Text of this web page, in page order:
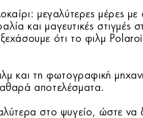
μεγαλύτερες μέρες
και μαγευτικές στιγμές
ότι το φιλμ
και τη φωτογραφική
αποτελέσματα.
στο ψυγείο, ώστε να